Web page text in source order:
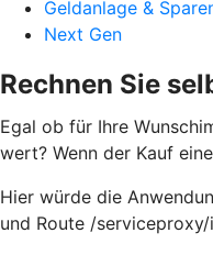
Geldanlage &
Next Gen
Rechnen Sie
Egal ob für Ihre
wert? Wenn der Kauf
Hier würde die
und Route /